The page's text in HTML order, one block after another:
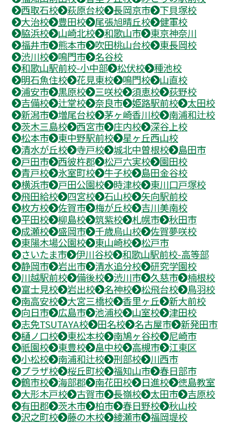
西取石校
萩原台校 長岡京市
下貝塚校
大治校
豊田校 尾張旭晴丘校
健軍校
脇浜校
山崎北校 和歌山市
東京神奈川
福井市
熊本市 吹田桃山台校
東長岡校
渋川校
鳴門市
名谷校
和歌山駅前校-小中部
松伏校
種池校
明石魚住校
花見東校 鳴門校
山直校
浦安市
黒原校 三咲校 須恵校
荻野校
吉備校
辻堂校 奈良市 姫路駅前校
太田校
新潟市
増尾台校 茅ヶ崎香川校
南浦和辻校
茨木三島校
西宮市 庄内校
深谷上校
松本市
東中野駅前校
星ヶ丘西山校
清水が丘校
寺戸校 城北中曽根校
島田市
戸田市
西彼杵郡 松戸六実校
園田校
青戸校
氷室町校 牛子校
島田金谷校
横浜市
戸田公園校 時津校
東川口戸塚校
飛田給校
四宮校 石山校
矢向駅前校
枚方校
佐賀市 梅が丘校
吉川美南校
平田校
柳島校 筑紫校 札幌市
秋田市
成瀬校
盛岡市 千歳烏山校
佐賀夢咲校
東陽木場公園校
東山崎校
松戸市
さいたま市
伊川谷校
和歌山駅前校-高等部
静岡市
岩出市 清水追分校
研究学園校
川越駅前校
備後校 渋川市 久慈市
楠根校
富士見校
岩出校 名神校 松飛台校
鳥羽校
南高安校
大宮三橋校 香里ヶ丘
新大前校
向日市
広島市 池浦校 山室校
津田校
志免TSUTAYA校
田名校 名古屋市
新発田市
樋ノ口校
東松本校 南鳩ヶ谷校
尼崎市
祇園校
東豊校 畠中校 高槻市
江東区
小松校
南浦和辻校 刑部校
川西市
プラザ校
桜丘町校 福知山市
春日部市
鶴市校
海部郡 南花田校 日進校
徳島教室
大形木戸校
古賀市 長嶺校 太田市
吉原校
有田郡
茨木市 柏市 春日野校
秋山校
沢之町校
藤の木校 綾瀬市
福岡堤校